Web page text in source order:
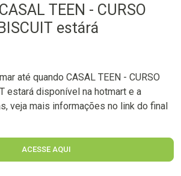
TEEN - CURSO
estárá
até quando CASAL TEEN - CURSO
estará disponível na hotmart e a
veja mais informações no link do final
ACESSE AQUI